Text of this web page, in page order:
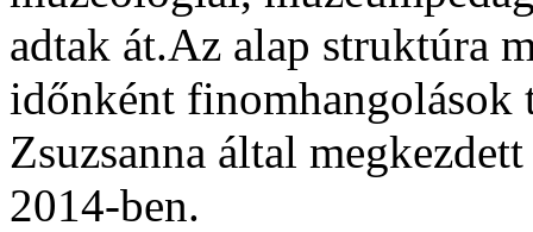
adtak át.Az alap struktúra
időnként
Zsuzsanna által
2014-ben.